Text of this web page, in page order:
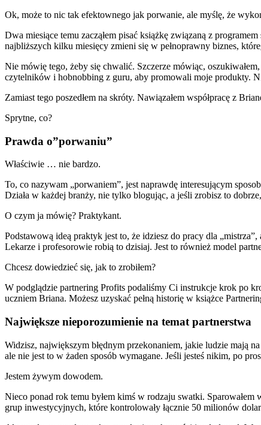
Ok, może to nic tak efektownego jak porwanie, ale myślę, że
Dwa miesiące temu zacząłem pisać książkę związaną z
najbliższych kilku miesięcy zmieni się w pełnoprawny biznes,
Nie mówię tego, żeby się chwalić. Szczerze mówiąc,
czytelników i hobnobbing z guru, aby promowali moje produkty.
Zamiast tego poszedłem na skróty. Nawiązałem współpracę z
Sprytne, co?
Prawda o”porwaniu”
Właściwie … nie bardzo.
To, co nazywam „porwaniem”, jest naprawdę interesującym
Działa w każdej branży, nie tylko blogując, a jeśli zrobisz to
O czym ja mówię? Praktykant.
Podstawową ideą praktyk jest to, że idziesz do pracy dla
Lekarze i profesorowie robią to dzisiaj. Jest to również model
Chcesz dowiedzieć się, jak to zrobiłem?
W podglądzie partnering Profits podaliśmy Ci instrukcje krok po
uczniem Briana. Możesz uzyskać pełną historię w książce
Największe nieporozumienie na temat partnerstwa
Widzisz, największym błędnym przekonaniem, jakie ludzie mają
ale nie jest to w żaden sposób wymagane. Jeśli jesteś nikim, po
Jestem żywym dowodem.
Nieco ponad rok temu byłem kimś w rodzaju swatki.
grup inwestycyjnych, które kontrolowały łącznie 50 milionów